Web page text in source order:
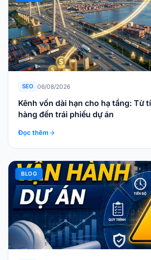
SEO 06/08/2026
Kênh vốn dài hạn cho hạ tầng: Từ
hàng đến trái phiếu dự án
Đọc thêm
BLOG